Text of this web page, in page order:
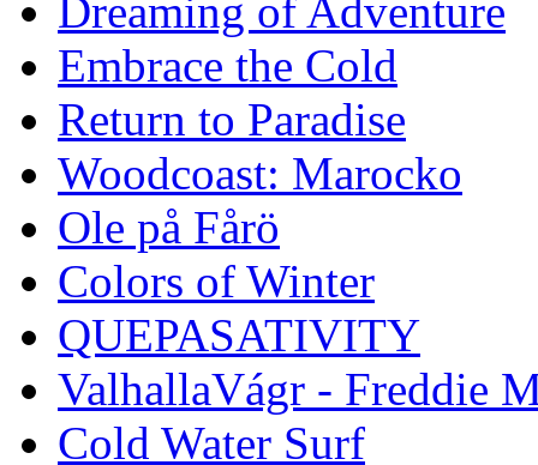
Dreaming of Adventure
Embrace the Cold
Return to Paradise
Woodcoast: Marocko
Ole på Fårö
Colors of Winter
QUEPASATIVITY
ValhallaVágr - Freddie
Cold Water Surf